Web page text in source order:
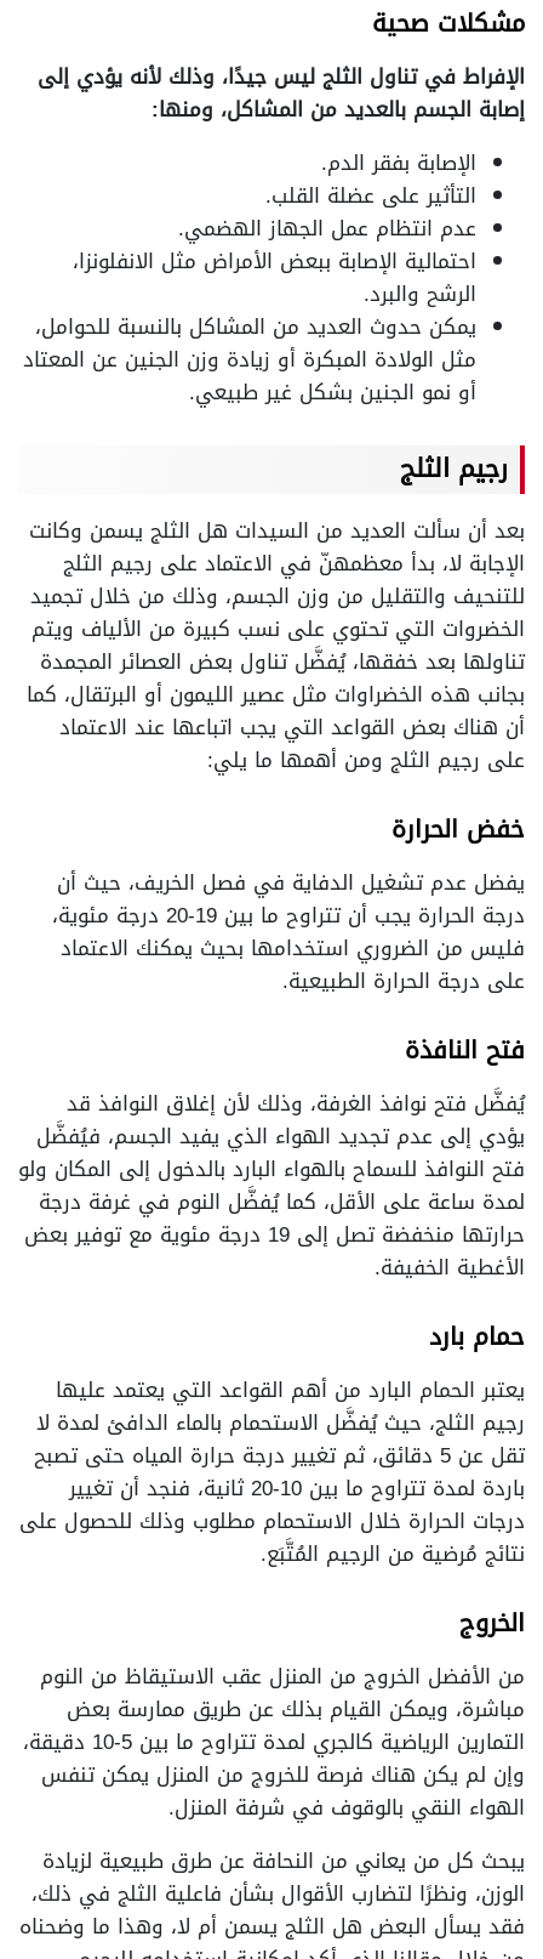
مشكلات صحية
الإفراط في تناول الثلج ليس جيدًا، وذلك لأنه يؤدي إلى
إصابة الجسم بالعديد من المشاكل، ومنها:
الإصابة بفقر الدم.
التأثير على عضلة القلب.
عدم انتظام عمل الجهاز الهضمي.
احتمالية الإصابة ببعض الأمراض مثل الانفلونزا،
الرشح والبرد.
يمكن حدوث العديد من المشاكل بالنسبة للحوامل،
مثل الولادة المبكرة أو زيادة وزن الجنين عن المعتاد
أو نمو الجنين بشكل غير طبيعي.
رجيم الثلج
بعد أن سألت العديد من السيدات هل الثلج يسمن وكانت
الإجابة لا، بدأ معظمهنّ في الاعتماد على رجيم الثلج
للتنحيف والتقليل من وزن الجسم، وذلك من خلال تجميد
الخضروات التي تحتوي على نسب كبيرة من الألياف ويتم
تناولها بعد خفقها، يُفضَّل تناول بعض العصائر المجمدة
بجانب هذه الخضراوات مثل عصير الليمون أو البرتقال، كما
أن هناك بعض القواعد التي يجب اتباعها عند الاعتماد
على رجيم الثلج ومن أهمها ما يلي:
خفض الحرارة
يفضل عدم تشغيل الدفاية في فصل الخريف، حيث أن
درجة الحرارة يجب أن تتراوح ما بين 19-20 درجة مئوية،
فليس من الضروري استخدامها بحيث يمكنك الاعتماد
على درجة الحرارة الطبيعية.
فتح النافذة
يُفضَّل فتح نوافذ الغرفة، وذلك لأن إغلاق النوافذ قد
يؤدي إلى عدم تجديد الهواء الذي يفيد الجسم، فيُفضَّل
فتح النوافذ للسماح بالهواء البارد بالدخول إلى المكان ولو
لمدة ساعة على الأقل، كما يُفضَّل النوم في غرفة درجة
حرارتها منخفضة تصل إلى 19 درجة مئوية مع توفير بعض
الأغطية الخفيفة.
حمام بارد
يعتبر الحمام البارد من أهم القواعد التي يعتمد عليها
رجيم الثلج، حيث يُفضَّل الاستحمام بالماء الدافئ لمدة لا
تقل عن 5 دقائق، ثم تغيير درجة حرارة المياه حتى تصبح
باردة لمدة تتراوح ما بين 10-20 ثانية، فنجد أن تغيير
درجات الحرارة خلال الاستحمام مطلوب وذلك للحصول على
نتائج مُرضية من الرجيم المُتَّبَع.
الخروج
من الأفضل الخروج من المنزل عقب الاستيقاظ من النوم
مباشرة، ويمكن القيام بذلك عن طريق ممارسة بعض
التمارين الرياضية كالجري لمدة تتراوح ما بين 5-10 دقيقة،
وإن لم يكن هناك فرصة للخروج من المنزل يمكن تنفس
الهواء النقي بالوقوف في شرفة المنزل.
يبحث كل من يعاني من النحافة عن طرق طبيعية لزيادة
الوزن، ونظرًا لتضارب الأقوال بشأن فاعلية الثلج في ذلك،
فقد يسأل البعض هل الثلج يسمن أم لا، وهذا ما وضحناه